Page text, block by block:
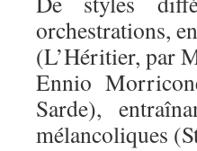
orchestrations,
(L’Héritier, par
Ennio
Sarde),
mélancoliques